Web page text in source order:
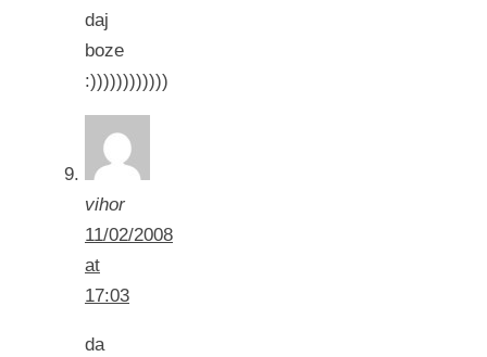
daj
boze
:))))))))))))
vihor
11/02/2008
at
17:03
da